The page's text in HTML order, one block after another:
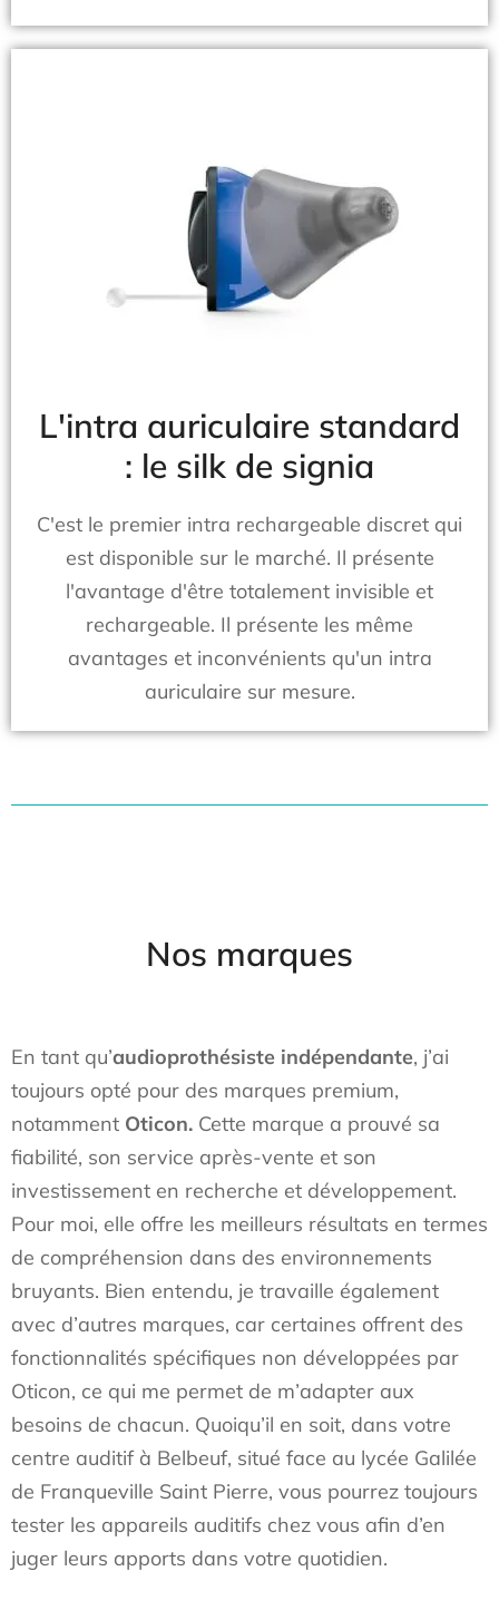
L'intra auriculaire standard
: le silk de signia
C'est le premier intra rechargeable discret qui
est disponible sur le marché. Il présente
l'avantage d'être totalement invisible et
rechargeable. Il présente les même
avantages et inconvénients qu'un intra
auriculaire sur mesure.
Nos marques
En tant qu’audioprothésiste indépendante, j’ai
toujours opté pour des marques premium,
notamment Oticon. Cette marque a prouvé sa
fiabilité, son service après-vente et son
investissement en recherche et développement.
Pour moi, elle offre les meilleurs résultats en termes
de compréhension dans des environnements
bruyants. Bien entendu, je travaille également
avec d’autres marques, car certaines offrent des
fonctionnalités spécifiques non développées par
Oticon, ce qui me permet de m’adapter aux
besoins de chacun. Quoiqu’il en soit, dans votre
centre auditif à Belbeuf, situé face au lycée Galilée
de Franqueville Saint Pierre, vous pourrez toujours
tester les appareils auditifs chez vous afin d’en
juger leurs apports dans votre quotidien.